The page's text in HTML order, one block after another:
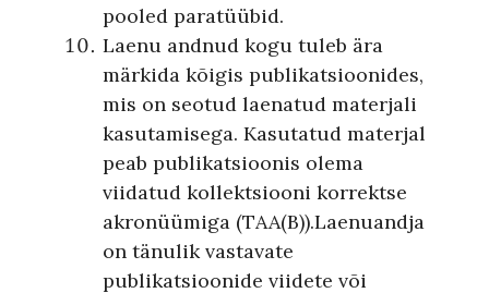
pooled paratüübid.
Laenu andnud kogu tuleb ära
märkida kõigis publikatsioonides,
mis on seotud laenatud materjali
kasutamisega. Kasutatud materjal
peab publikatsioonis olema
viidatud kollektsiooni korrektse
akronüümiga (TAA(B)).Laenuandja
on tänulik vastavate
publikatsioonide viidete või